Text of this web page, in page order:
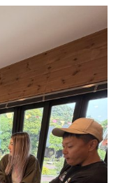
スの女王 千丈ケ岳3033
山脈麓暮らしインスタグ